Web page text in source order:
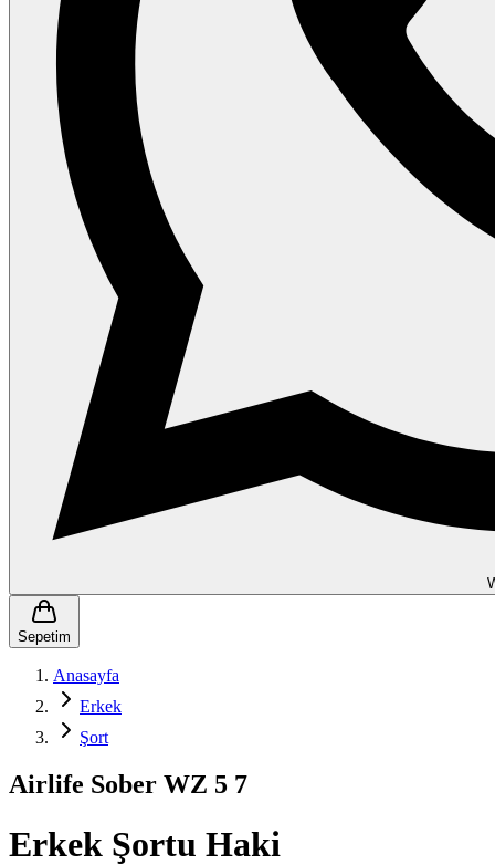
Sepetim
Anasayfa
Erkek
Şort
Airlife Sober WZ 5 7
Erkek Şortu Haki